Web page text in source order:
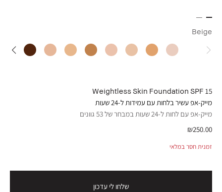
Beige
Weightless Skin Foundation SPF 15
מייק-אפ עשיר בלחות עם עמידות ל-24 שעות
מייק-אפ עם לחות ל-24 שעות במבחר של 53 גוונים
₪250.00
זמנית חסר במלאי
שלחו לי עדכון